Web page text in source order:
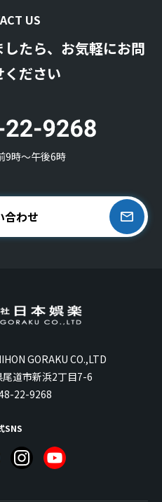
US
たら、お気軽にお問
ください
9時〜午後6時
合わせ
GORAKU CO.,LTD
道市新浜2丁目7-6
22-9268
SNS